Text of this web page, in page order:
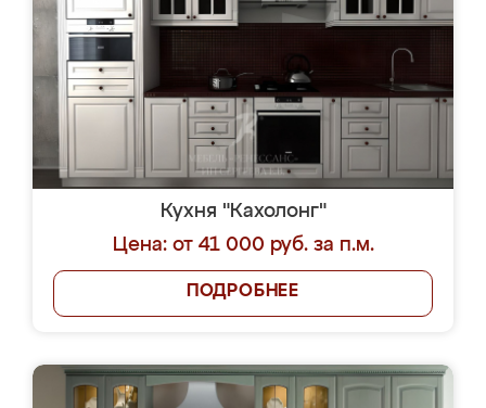
Кухня "Кахолонг"
Цена: от 41 000 руб. за п.м.
ПОДРОБНЕЕ